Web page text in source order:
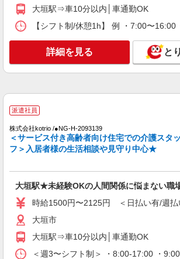
株式会社kotrio /●NG-H-2029828
日収1.2万円〜可★「とに
う高時給の有料住宅
大垣市
派遣社員
大垣駅≫高収入！シニア向
員募集＊.・：゜
時給1500円〜2125円 ＜
通費全支給(ガソリン代含む)＞
キープ 詳
大垣駅⇒車10分以内│車通勤OK
【シフト制/休憩1h】 例 ・7:00〜
詳細を見る と
派遣社員
株式会社kotrio /●NG-H-2093139
＜サービス付き高齢者向け住宅での介護スタッ
フ＞入居者様の生活相談や見守り中心★
大垣駅★未経験OKの人間関係に悩まない職
時給1500円〜2125円 ＜日払い有/週払
大垣市
大垣駅⇒車10分以内│車通勤OK
＜週3〜シフト制＞ ・8:00-17:00 ・